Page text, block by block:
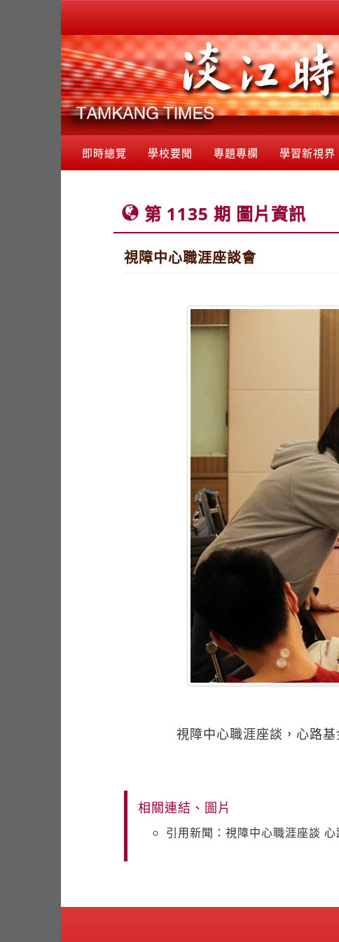
即時總覽 學校要聞 專題專欄 學習新視界
第 1135 期 圖片資訊
視障中心職涯座談會
視障中心職涯座談，心路
相關連結、圖片
引用新聞：視障中心職涯座談